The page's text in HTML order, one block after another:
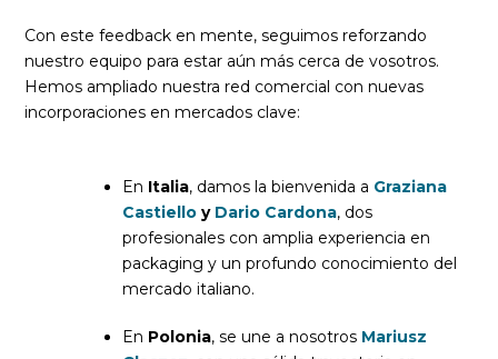
Con este feedback en mente, seguimos reforzando
nuestro equipo para estar aún más cerca de vosotros.
Hemos ampliado nuestra red comercial con nuevas
incorporaciones en mercados clave:
En Italia, damos la bienvenida a Graziana
Castiello y Dario Cardona, dos
profesionales con amplia experiencia en
packaging y un profundo conocimiento del
mercado italiano.
En Polonia, se une a nosotros Mariusz